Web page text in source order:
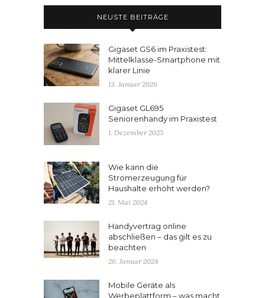
NEUSTE BEITRÄGE
Gigaset GS6 im Praxistest:
Mittelklasse-Smartphone mit
klarer Linie
13. Januar 2026
Gigaset GL695
Seniorenhandy im Praxistest
1. Dezember 2025
Wie kann die
Stromerzeugung für
Haushalte erhöht werden?
21. Mai 2024
Handyvertrag online
abschließen – das gilt es zu
beachten
26. Januar 2024
Mobile Geräte als
Werbeplattform – was macht